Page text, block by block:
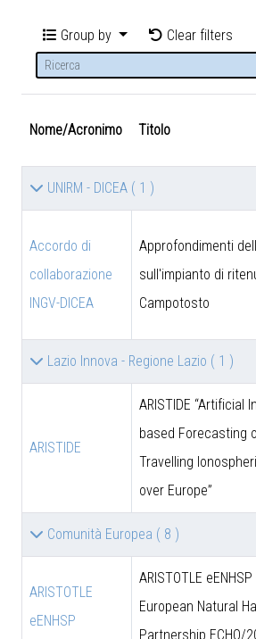
Group by Clear filters
Nome/Acronimo Titolo
UNIRM - DICEA ( 1 )
Accordo di
collaborazione
INGV-DICEA
Approfondimenti
sull'impianto di
Campotosto
Lazio Innova - Regione Lazio ( 1 )
ARISTIDE
ARISTIDE “Artificial
based Forecasting
Travelling
over Europe”
Comunità Europea ( 8 )
ARISTOTLE
eENHSP
ARISTOTLE
European Natural
Partnership ECHO/